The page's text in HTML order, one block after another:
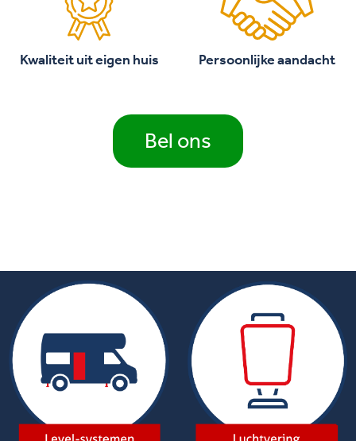
Kwaliteit uit eigen huis Persoonlijke aandacht
Bel ons